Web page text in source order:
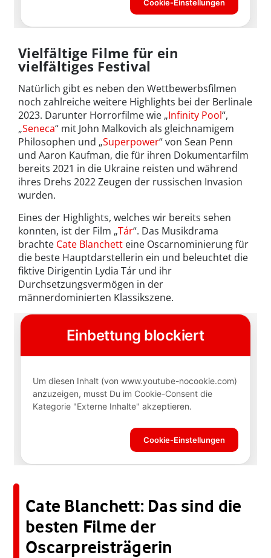
Vielfältige Filme für ein
vielfältiges Festival
Natürlich gibt es neben den Wettbewerbsfilmen
noch zahlreiche weitere Highlights bei der Berlinale
2023. Darunter Horrorfilme wie „Infinity Pool“,
„Seneca“ mit John Malkovich als gleichnamigem
Philosophen und „Superpower“ von Sean Penn
und Aaron Kaufman, die für ihren Dokumentarfilm
bereits 2021 in die Ukraine reisten und während
ihres Drehs 2022 Zeugen der russischen Invasion
wurden.
Eines der Highlights, welches wir bereits sehen
konnten, ist der Film „Tár“. Das Musikdrama
brachte Cate Blanchett eine Oscarnominierung für
die beste Hauptdarstellerin ein und beleuchtet die
fiktive Dirigentin Lydia Tár und ihr
Durchsetzungsvermögen in der
männerdominierten Klassikszene.
Cate Blanchett: Das sind die
besten Filme der
Oscarpreisträgerin